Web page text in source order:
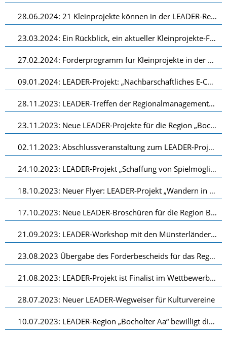
28.06.2024: 21 Kleinprojekte können in der LEADER-Region „Bocholter Aa“ umgesetzt werden
23.03.2024: Ein Rückblick, ein aktueller Kleinprojekte-Förderaufruf und ein neues LEADER-Projekt
27.02.2024: Förderprogramm für Kleinprojekte in der LEADER-Region „Bocholter Aa“
09.01.2024: LEADER-Projekt: „Nachbarschaftliches E-Carsharing” im Fokus: Deutschlandfunk berichtet über nachhaltige Entwicklung in der Bocholter Aa-Region
28.11.2023: LEADER-Treffen der Regionalmanagements auf Landesebene in Schwerte
23.11.2023: Neue LEADER-Projekte für die Region „Bocholter Aa“
02.11.2023: Abschlussveranstaltung zum LEADER-Projekt „Praxisnahe Inklusion sichtbar machen“
24.10.2023: LEADER-Projekt „Schaffung von Spielmöglichkeiten für Kinder am Adler-Sportpark” erfolgreich abgeschlossen
18.10.2023: Neuer Flyer: LEADER-Projekt „Wandern in der Region Bocholter Aa”
17.10.2023: Neue LEADER-Broschüren für die Region Bocholter Aa
21.09.2023: LEADER-Workshop mit den Münsterländer Regionen
23.08.2023 Übergabe des Förderbescheids für das Regionalmanagement
21.08.2023: LEADER-Projekt ist Finalist im Wettbewerb „Digitale Orte im Land der Ideen“ 2023!
28.07.2023: Neuer LEADER-Wegweiser für Kulturvereine
10.07.2023: LEADER-Region „Bocholter Aa“ bewilligt die ersten drei Förderprojekte der neuen Förderperiode